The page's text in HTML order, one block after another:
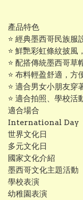
產品特色
⭐ 經典墨西哥民族服
⭐ 鮮艷彩虹條紋披風
⭐ 配搭傳統墨西哥
⭐ 布料輕盈舒適，方
⭐ 適合男女小朋友穿
⭐ 適合拍照、學校活
適合場合
International Day（
世界文化日
多元文化日
國家文化介紹
墨西哥文化主題活動
學校表演
幼稚園表演